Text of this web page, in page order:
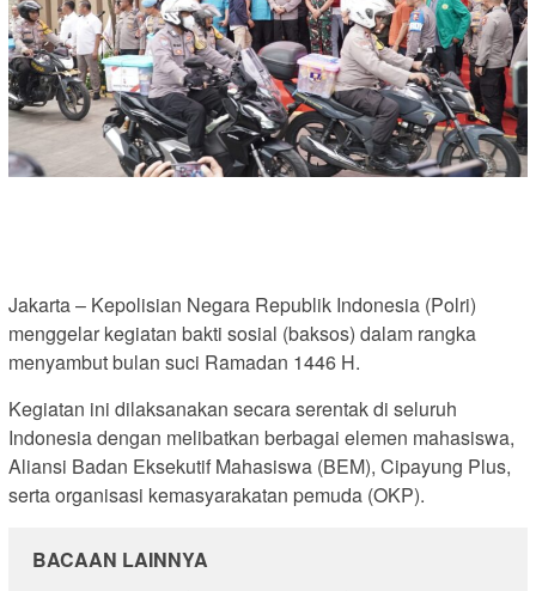
Jakarta – Kepolisian Negara Republik Indonesia (Polri)
menggelar kegiatan bakti sosial (baksos) dalam rangka
menyambut bulan suci Ramadan 1446 H.
Kegiatan ini dilaksanakan secara serentak di seluruh
Indonesia dengan melibatkan berbagai elemen mahasiswa,
Aliansi Badan Eksekutif Mahasiswa (BEM), Cipayung Plus,
serta organisasi kemasyarakatan pemuda (OKP).
BACAAN LAINNYA